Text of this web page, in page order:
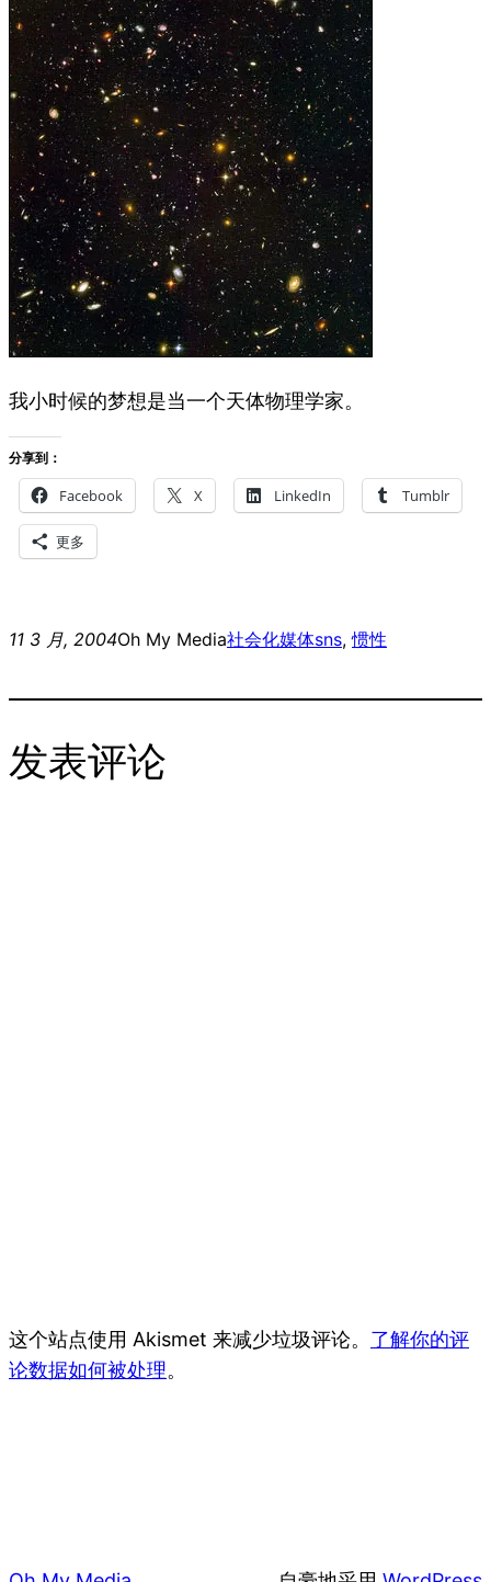
我小时候的梦想是当一个天体物理学家。
分享到：
Facebook X LinkedIn Tumblr
更多
11 3 月, 2004Oh My Media社会化媒体sns, 惯性
发表评论
这个站点使用 Akismet 来减少垃圾评论。 了解你的评
论数据如何被处理。